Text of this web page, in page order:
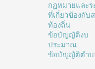
กฏหมายและร
ที่เกี่ยวข้องกับ
ท้องถิ่น
ข้อบัญญัติงบ
ประมาณ
ข้อบัญญัติตำบ